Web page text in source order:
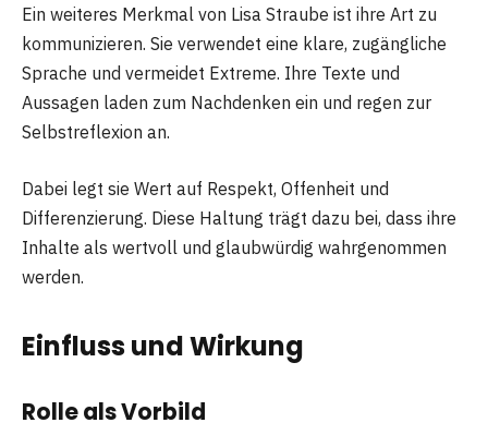
Ein weiteres Merkmal von Lisa Straube ist ihre Art zu
kommunizieren. Sie verwendet eine klare, zugängliche
Sprache und vermeidet Extreme. Ihre Texte und
Aussagen laden zum Nachdenken ein und regen zur
Selbstreflexion an.
Dabei legt sie Wert auf Respekt, Offenheit und
Differenzierung. Diese Haltung trägt dazu bei, dass ihre
Inhalte als wertvoll und glaubwürdig wahrgenommen
werden.
Einfluss und Wirkung
Rolle als Vorbild